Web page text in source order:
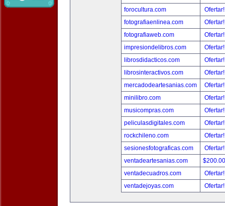
forocultura.com
fotografiaenlinea.com
fotografiaweb.com
impresiondelibros.com
librosdidacticos.com
librosinteractivos.com
mercadodeartesanias.com
minilibro.com
musicompras.com
peliculasdigitales.com
rockchileno.com
sesionesfotograficas.com
ventadeartesanias.com
ventadecuadros.com
ventadejoyas.com